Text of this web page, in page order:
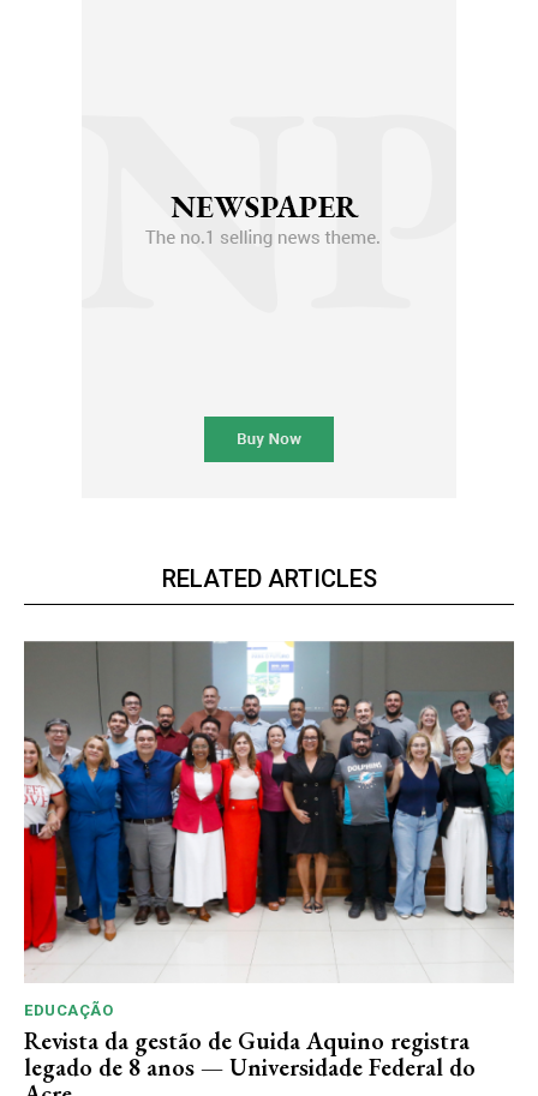
RELATED ARTICLES
EDUCAÇÃO
Revista da gestão de Guida Aquino registra
legado de 8 anos — Universidade Federal do